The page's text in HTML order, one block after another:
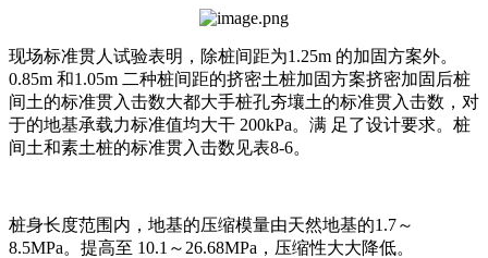
现场标准贯人试验表明，除桩间距为1.25m 的加固方案外。
0.85m 和1.05m 二种桩间距的挤密土桩加固方案挤密加固后桩
间土的标准贯入击数大都大手桩孔夯壤土的标准贯入击数，对
于的地基承载力标准值均大干 200kPa。满 足了设计要求。桩
间土和素土桩的标准贯入击数见表8-6。
桩身长度范围内，地基的压缩模量由天然地基的1.7～
8.5MPa。提高至 10.1～26.68MPa，压缩性大大降低。